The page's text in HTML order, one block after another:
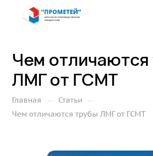
Чем
ЛМГ от ГСМТ
Главная — Статьи —
Чем отличаются трубы ЛМГ от ГСМТ